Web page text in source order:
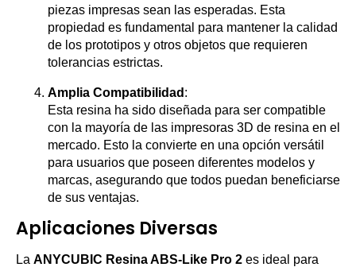
piezas impresas sean las esperadas. Esta
propiedad es fundamental para mantener la calidad
de los prototipos y otros objetos que requieren
tolerancias estrictas.
Amplia Compatibilidad :
Esta resina ha sido diseñada para ser compatible
con la mayoría de las impresoras 3D de resina en el
mercado. Esto la convierte en una opción versátil
para usuarios que poseen diferentes modelos y
marcas, asegurando que todos puedan beneficiarse
de sus ventajas.
Aplicaciones Diversas
La ANYCUBIC Resina ABS-Like Pro 2 es ideal para